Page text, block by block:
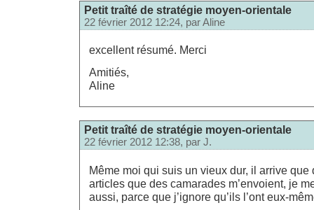
Petit traîté de stratégie moyen-orientale
22 février 2012 12:24, parAline
excellent résumé. Merci
Amitiés,
Aline
Petit traîté de stratégie moyen-orientale
22 février 2012 12:38, par J.
Même moi qui suis un vieux dur, il arrive que
articles que des camarades m’envoient, je
aussi, parce que j’ignore qu’ils l’ont eux-